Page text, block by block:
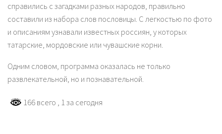
справились с загадками разных народов, правильно
составили из набора слов пословицы. С легкостью по фото
и описаниям узнавали известных россиян, у которых
татарские, мордовские или чувашские корни.
Одним словом, программа оказалась не только
развлекательной, но и познавательной.
166 всего , 1 за сегодня